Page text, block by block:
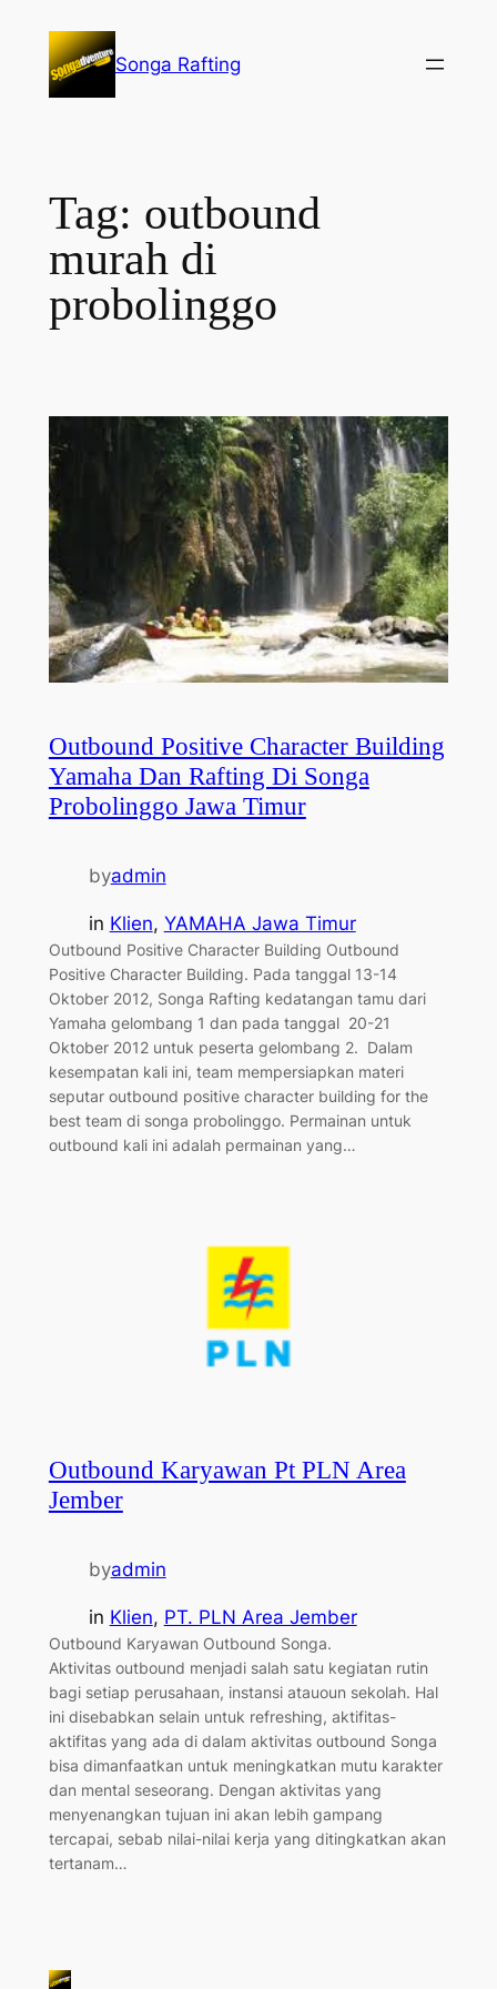
konten
Songa Rafting
Tag: outbound
murah di
probolinggo
Outbound Positive Character Building
Yamaha Dan Rafting Di Songa
Probolinggo Jawa Timur
byadmin
in Klien, YAMAHA Jawa Timur
Outbound Positive Character Building Outbound
Positive Character Building. Pada tanggal 13-14
Oktober 2012, Songa Rafting kedatangan tamu dari
Yamaha gelombang 1 dan pada tanggal 20-21
Oktober 2012 untuk peserta gelombang 2. Dalam
kesempatan kali ini, team mempersiapkan materi
seputar outbound positive character building for the
best team di songa probolinggo. Permainan untuk
outbound kali ini adalah permainan yang…
Outbound Karyawan Pt PLN Area
Jember
byadmin
in Klien, PT. PLN Area Jember
Outbound Karyawan Outbound Songa.
Aktivitas outbound menjadi salah satu kegiatan rutin
bagi setiap perusahaan, instansi atauoun sekolah. Hal
ini disebabkan selain untuk refreshing, aktifitas-
aktifitas yang ada di dalam aktivitas outbound Songa
bisa dimanfaatkan untuk meningkatkan mutu karakter
dan mental seseorang. Dengan aktivitas yang
menyenangkan tujuan ini akan lebih gampang
tercapai, sebab nilai-nilai kerja yang ditingkatkan akan
tertanam…